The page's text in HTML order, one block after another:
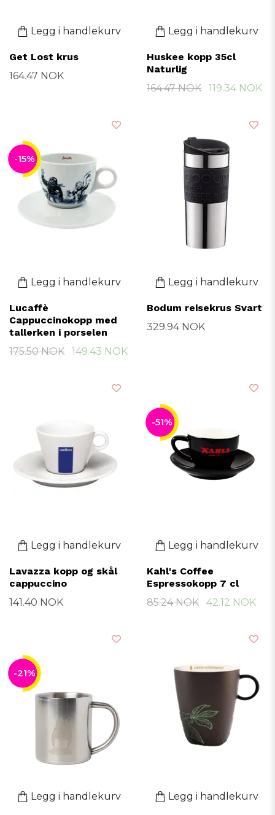
Legg i handlekurv
Get Lost krus
164.47 NOK
Legg i handlekurv
Huskee kopp 35cl
Naturlig
164.47 NOK
119.34 NOK
-15%
Legg i handlekurv
Lucaffè
Cappuccinokopp med
tallerken i porselen
175.50 NOK
149.43 NOK
Legg i handlekurv
Bodum reisekrus Svart
329.94 NOK
Legg i handlekurv
Lavazza kopp og skål
cappuccino
141.40 NOK
-51%
Legg i handlekurv
Kahl's Coffee
Espressokopp 7 cl
85.24 NOK
42.12 NOK
-21%
Legg i handlekurv Legg i handlekurv